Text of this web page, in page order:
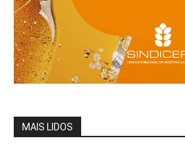
MAIS LIDOS